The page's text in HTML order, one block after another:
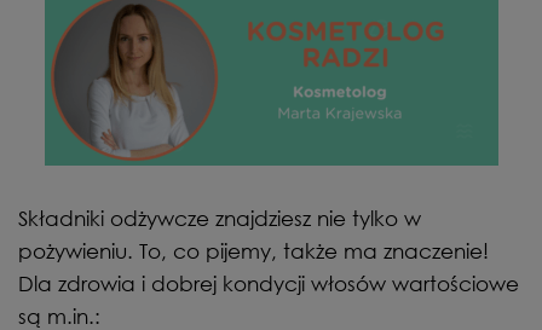
Składniki odżywcze znajdziesz nie tylko w
pożywieniu. To, co pijemy, także ma znaczenie!
Dla zdrowia i dobrej kondycji włosów wartościowe
są m.in.: